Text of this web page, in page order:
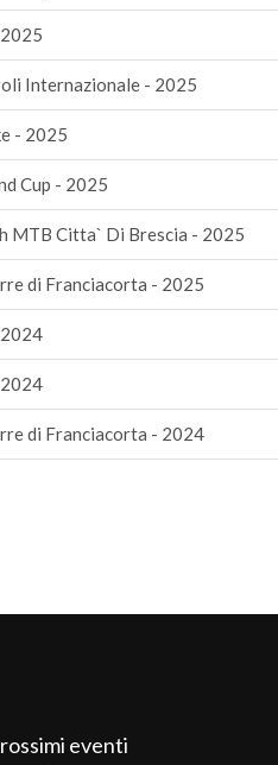
Internazionale - 2025
- 2025
Cup - 2025
MTB Citta` Di Brescia - 2025
di Franciacorta - 2025
2024
di Franciacorta - 2024
eventi